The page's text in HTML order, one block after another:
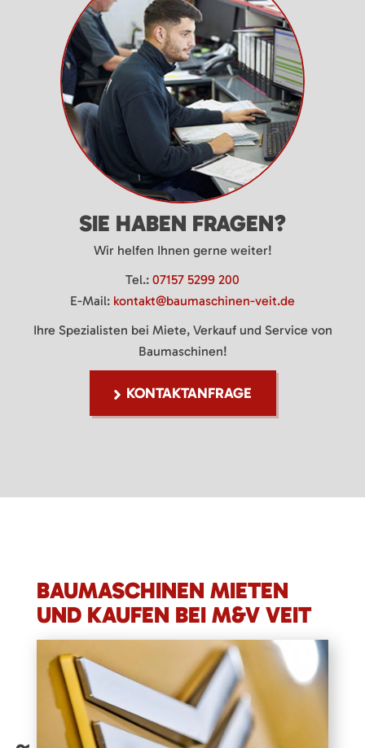
SIE HABEN FRAGEN?
Wir helfen Ihnen gerne weiter!
Tel.: 07157 5299 200
E-Mail: kontakt@baumaschinen-veit.de
Ihre Spezialisten bei Miete, Verkauf und Service von
Baumaschinen!
KONTAKTANFRAGE
BAUMASCHINEN MIETEN
UND KAUFEN BEI M&V VEIT